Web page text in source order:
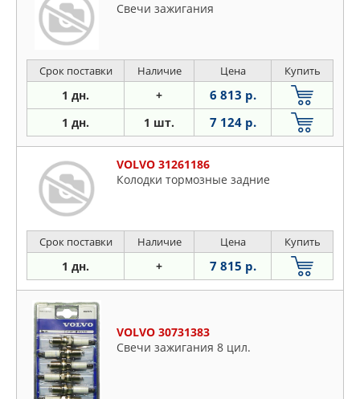
Свечи зажигания
Срок поставки Наличие Цена Купить
1 дн. + 6 813 р.
1 дн. 1 шт. 7 124 р.
VOLVO 31261186
Колодки тормозные задние
Срок поставки Наличие Цена Купить
1 дн. + 7 815 р.
VOLVO 30731383
Свечи зажигания 8 цил.